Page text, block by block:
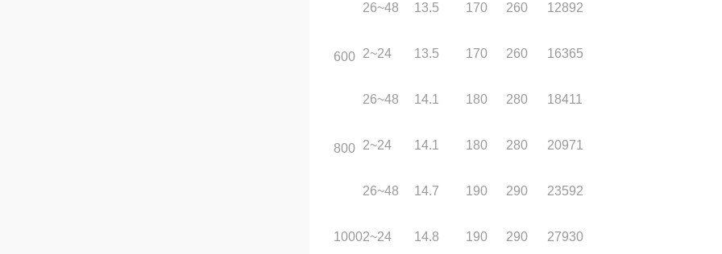
26~48 13.5 170 260 12892
600 2~24 13.5 170 260 16365
26~48 14.1 180 280 18411
800 2~24 14.1 180 280 20971
26~48 14.7 190 290 23592
10002~24 14.8 190 290 27930